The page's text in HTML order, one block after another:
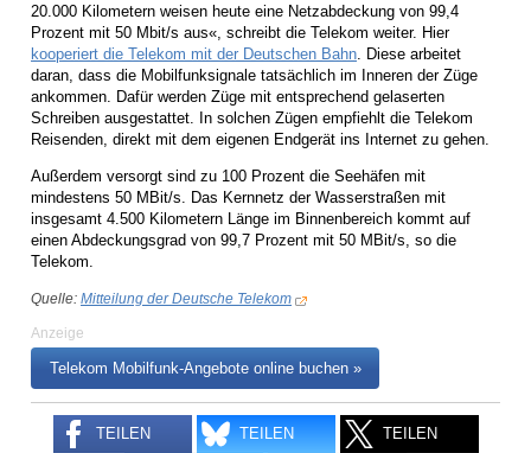
20.000 Kilometern weisen heute eine Netzabdeckung von 99,4
Prozent mit 50 Mbit/s aus«, schreibt die Telekom weiter. Hier
kooperiert die Telekom mit der Deutschen Bahn . Diese arbeitet
daran, dass die Mobilfunksignale tatsächlich im Inneren der Züge
ankommen. Dafür werden Züge mit entsprechend gelaserten
Schreiben ausgestattet. In solchen Zügen empfiehlt die Telekom
Reisenden, direkt mit dem eigenen Endgerät ins Internet zu gehen.
Außerdem versorgt sind zu 100 Prozent die Seehäfen mit
mindestens 50 MBit/s. Das Kernnetz der Wasserstraßen mit
insgesamt 4.500 Kilometern Länge im Binnenbereich kommt auf
einen Abdeckungsgrad von 99,7 Prozent mit 50 MBit/s, so die
Telekom.
Quelle: Mitteilung der Deutsche Telekom
Anzeige
Telekom Mobilfunk-Angebote online buchen »
TEILEN TEILEN TEILEN